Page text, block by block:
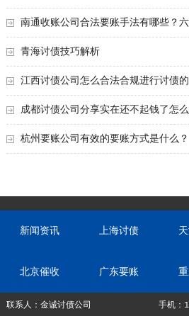
南通收账公司合法要账手法有哪些？
得学！
青海讨债技巧解析
江西讨债公司怎么合法合规进行讨债
成都讨债公司分享实在还不起钱了怎
杭州要账公司有效的要账方式是什么？
新闻资讯 上海讨债
北京催收 广东要账
联系人：金诚讨债公司 手机：